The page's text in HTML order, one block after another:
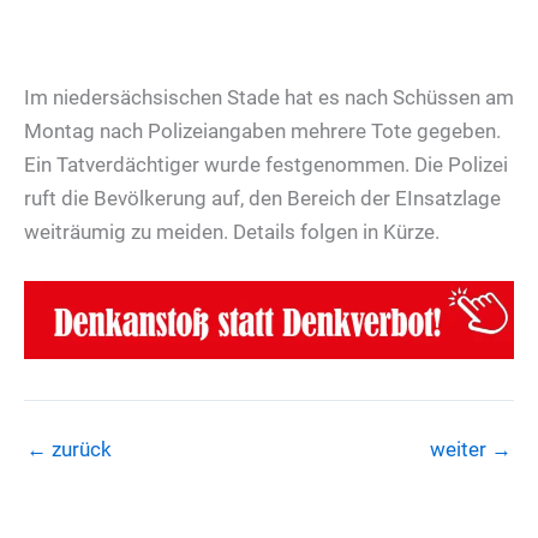
Im niedersächsischen Stade hat es nach Schüssen am
Montag nach Polizeiangaben mehrere Tote gegeben.
Ein Tatverdächtiger wurde festgenommen. Die Polizei
ruft die Bevölkerung auf, den Bereich der EInsatzlage
weiträumig zu meiden. Details folgen in Kürze.
← zurück weiter →